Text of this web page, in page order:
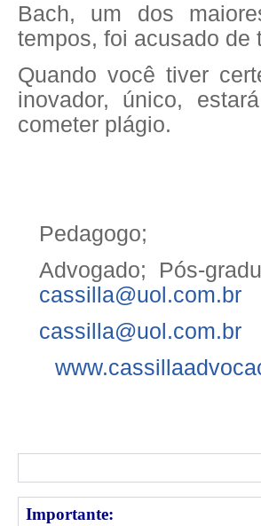
Bach, um dos
tempos, foi acusado de
Quando você tiver
inovador, único,
cometer plágio.
Pedagogo;
Advogado; Pós-
cassilla@uol.com.br
cassilla@uol.com.br
Importante: